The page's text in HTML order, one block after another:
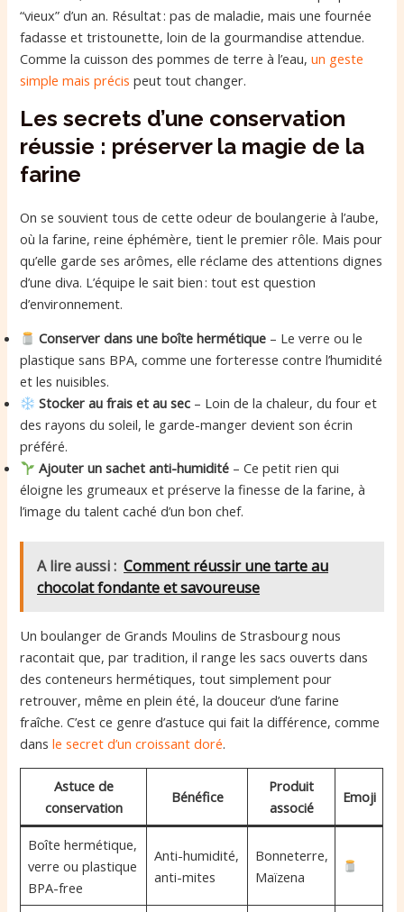
“vieux” d’un an. Résultat : pas de maladie, mais une fournée
fadasse et tristounette, loin de la gourmandise attendue.
Comme la cuisson des pommes de terre à l’eau,un geste
simple mais précis peut tout changer.
Les secrets d’une conservation
réussie : préserver la magie de la
farine
On se souvient tous de cette odeur de boulangerie à l’aube,
où la farine, reine éphémère, tient le premier rôle. Mais pour
qu’elle garde ses arômes, elle réclame des attentions dignes
d’une diva. L’équipe le sait bien : tout est question
d’environnement.
Conserver dans une boîte hermétique – Le verre ou le
plastique sans BPA, comme une forteresse contre l’humidité
et les nuisibles.
Stocker au frais et au sec – Loin de la chaleur, du four et
des rayons du soleil, le garde-manger devient son écrin
préféré.
Ajouter un sachet anti-humidité – Ce petit rien qui
éloigne les grumeaux et préserve la finesse de la farine, à
l’image du talent caché d’un bon chef.
A lire aussi : Comment réussir une tarte au
chocolat fondante et savoureuse
Un boulanger de Grands Moulins de Strasbourg nous
racontait que, par tradition, il range les sacs ouverts dans
des conteneurs hermétiques, tout simplement pour
retrouver, même en plein été, la douceur d’une farine
fraîche. C’est ce genre d’astuce qui fait la différence, comme
dansle secret d’un croissant doré.
Astuce de
conservation
Bénéfice
Produit
associé
Emoji
Boîte hermétique,
verre ou plastique
BPA-free
Anti-humidité,
anti-mites
Bonneterre,
Maïzena